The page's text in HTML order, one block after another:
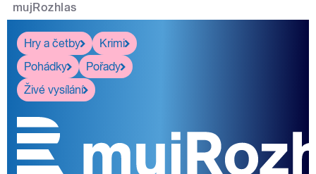
mujRozhlas
Hry a četby
Krimi
Pohádky
Pořady
Živé vysílání